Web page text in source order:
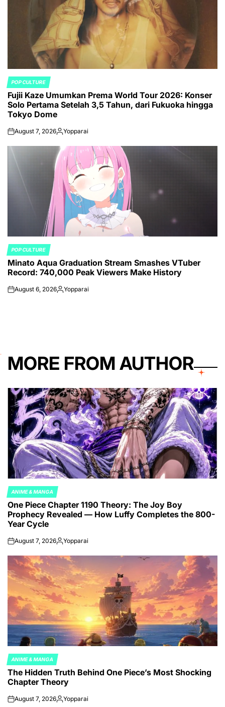
POSTED
IN
POP CULTURE
Fujii Kaze Umumkan Prema World Tour 2026: Konser
Solo Pertama Setelah 3,5 Tahun, dari Fukuoka hingga
Tokyo Dome
onAugust 7, 2026Posted
Yopparai
POSTED
IN
POP CULTURE
Minato Aqua Graduation Stream Smashes VTuber
Record: 740,000 Peak Viewers Make History
onAugust 6, 2026Posted
Yopparai
MORE FROM AUTHOR
POSTED
IN
ANIME & MANGA
One Piece Chapter 1190 Theory: The Joy Boy
Prophecy Revealed — How Luffy Completes the 800-
Year Cycle
onAugust 7, 2026Posted
Yopparai
POSTED
IN
ANIME & MANGA
The Hidden Truth Behind One Piece’s Most Shocking
Chapter Theory
onAugust 7, 2026Posted
Yopparai